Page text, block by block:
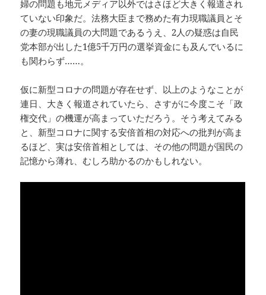
婦の問題も地元メディア以外ではさほど大きく報道され
ていない印象だ。法務大臣まで務めた有力現職議員とそ
の妻の現職議員の大問題であるうえ、2人の疑惑は自民
党本部が出した1億5千万円の選挙資金にも及んでいるに
も関わらず……。
仮に新型コロナの問題が存在せず、以上のようなことが
連日、大きく報道されていたら、さすがに今度こそ「政
権交代」の機運が高まっていただろう。そう考えてみる
と、新型コロナに関する安倍首相の対応への批判が高ま
るほど、実は安倍首相としては、その他の問題が国民の
記憶から薄れ、むしろ助かるのかもしれない。